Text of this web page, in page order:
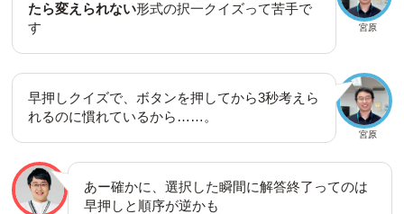
宮原
たら変えられない形式の択一クイズって苦手で
す
宮原
早押しクイズで、ボタンを押してから3秒考えら
れるのに慣れているから……。
あー確かに、選択した瞬間に解答終了ってのは
早押しと順序が逆かも